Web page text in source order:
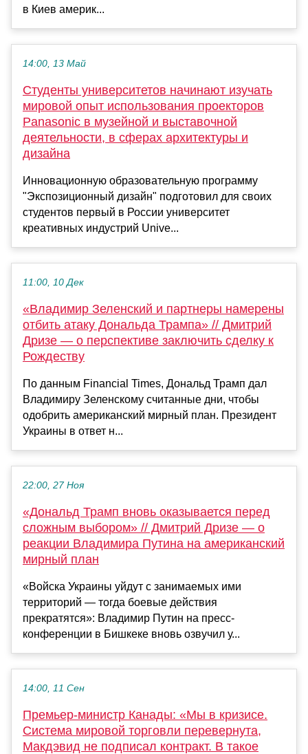
в Киев америк...
14:00, 13 Май
Студенты университетов начинают изучать
мировой опыт использования проекторов
Panasonic в музейной и выставочной
деятельности, в сферах архитектуры и
дизайна
Инновационную образовательную программу
"Экспозиционный дизайн" подготовил для своих
студентов первый в России университет
креативных индустрий Unive...
11:00, 10 Дек
«Владимир Зеленский и партнеры намерены
отбить атаку Дональда Трампа» // Дмитрий
Дризе — о перспективе заключить сделку к
Рождеству
По данным Financial Times, Дональд Трамп дал
Владимиру Зеленскому считанные дни, чтобы
одобрить американский мирный план. Президент
Украины в ответ н...
22:00, 27 Ноя
«Дональд Трамп вновь оказывается перед
сложным выбором» // Дмитрий Дризе — о
реакции Владимира Путина на американский
мирный план
«Войска Украины уйдут с занимаемых ими
территорий — тогда боевые действия
прекратятся»: Владимир Путин на пресс-
конференции в Бишкеке вновь озвучил у...
14:00, 11 Сен
Премьер-министр Канады: «Мы в кризисе.
Система мировой торговли перевернута,
Макдэвид не подписал контракт. В такое